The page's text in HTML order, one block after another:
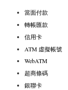
當面付款
轉帳匯款
信用卡
ATM 虛擬帳號
WebATM
超商條碼
銀聯卡